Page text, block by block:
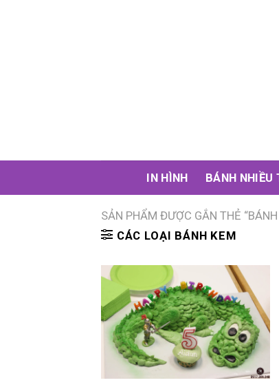
IN HÌNH BÁNH NHIỀU
SẢN PHẨM ĐƯỢC GẮN THẺ “BÁNH
CÁC LOẠI BÁNH KEM